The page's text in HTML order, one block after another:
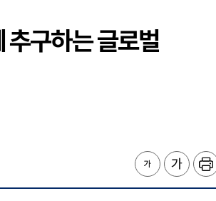
구하는 글로벌